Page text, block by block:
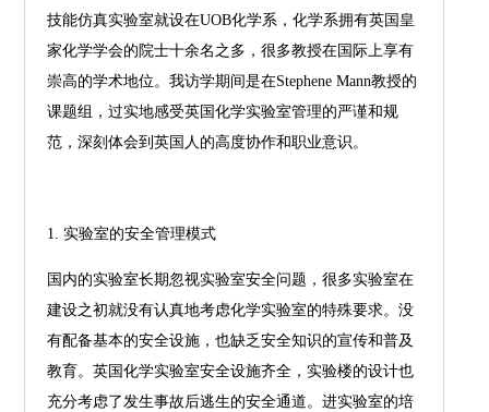
技能仿真实验室就设在UOB化学系，化学系拥有英国皇
家化学学会的院士十余名之多，很多教授在国际上享有
崇高的学术地位。我访学期间是在Stephene Mann教授的
课题组，过实地感受英国化学实验室管理的严谨和规
范，深刻体会到英国人的高度协作和职业意识。
1. 实验室的安全管理模式
国内的实验室长期忽视实验室安全问题，很多实验室在
建设之初就没有认真地考虑化学实验室的特殊要求。没
有配备基本的安全设施，也缺乏安全知识的宣传和普及
教育。英国化学实验室安全设施齐全，实验楼的设计也
充分考虑了发生事故后逃生的安全通道。进实验室的培